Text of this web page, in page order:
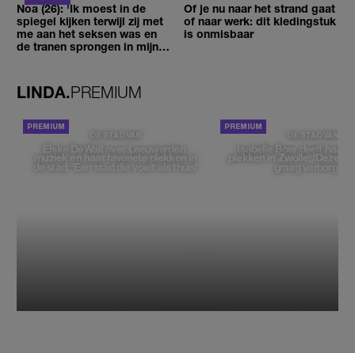
Noa (26): 'Ik moest in de
spiegel kijken terwijl zij met
me aan het seksen was en
de tranen sprongen in mijn
Of je nu naar het strand gaat
of naar werk: dit kledingstuk
is onmisbaar
LINDA.PREMIUM
DE STAD VAN
Elske DeWall over Leeuwarden,
muziek en haar favoriete plekken in
de stad: 'Een stad die voelt als thuis'
DE STAD VAN
Isabelle Boer deelt haar
plekken in Zwolle: 'Deze
graag verborgen'